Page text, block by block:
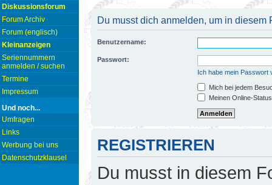
Diskussionsforum
Forum Archiv
Forum (englisch)
Kleinanzeigen
Seriennummern
anmelden / suchen
Termine
Impressum
Und noch...
Umfragen
Links
Werbung bei uns
Datenschutzklausel
Du musst dich anmelden, um in diesem
Benutzername:
Passwort:
Ich habe mein Passwort
Mich bei jedem
Meinen Online-
REGISTRIEREN
Du musst in diesem